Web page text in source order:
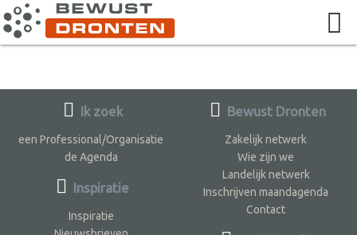
Ik zoek
een Professional/Organisatie
de Agenda
Inspiratie
Inspiratie
Bewust Dronten
Zakelijk netwerk
Wie zijn we
Landelijk netwerk
Inschrijven maandagenda
Contact